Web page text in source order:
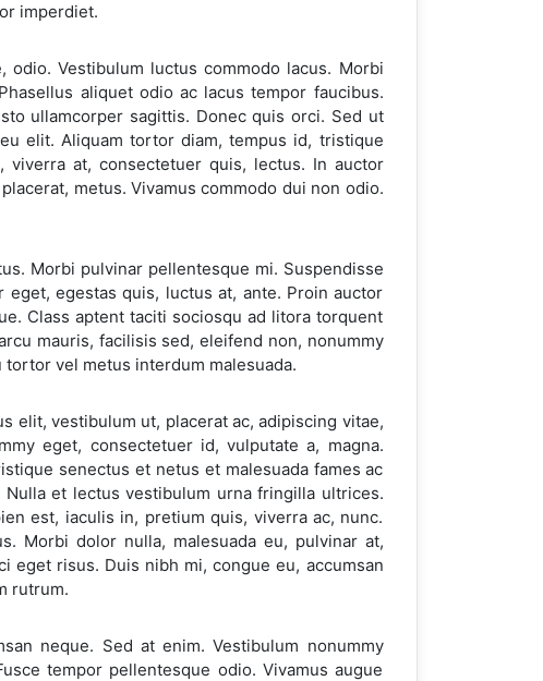
imperdiet.
odio. Vestibulum luctus commodo lacus. Morbi
aliquet odio ac lacus tempor faucibus.
ullamcorper sagittis. Donec quis orci. Sed ut
elit. Aliquam tortor diam, tempus id, tristique
viverra at, consectetuer quis, lectus. In auctor
metus. Vivamus commodo dui non odio.
Morbi pulvinar pellentesque mi. Suspendisse
egestas quis, luctus at, ante. Proin auctor
Class aptent taciti sociosqu ad litora torquent
mauris, facilisis sed, eleifend non, nonummy
vel metus interdum malesuada.
elit, vestibulum ut, placerat ac, adipiscing vitae,
eget, consectetuer id, vulputate a, magna.
senectus et netus et malesuada fames ac
et lectus vestibulum urna fringilla ultrices.
est, iaculis in, pretium quis, viverra ac, nunc.
Morbi dolor nulla, malesuada eu, pulvinar at,
eget risus. Duis nibh mi, congue eu, accumsan
rutrum.
neque. Sed at enim. Vestibulum nonummy
tempor pellentesque odio. Vivamus augue